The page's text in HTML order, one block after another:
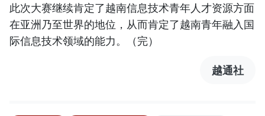
此次大赛继续肯定了越南信息技术青年人才资源方面
在亚洲乃至世界的地位，从而肯定了越南青年融入国
际信息技术领域的能力。（完）
越通社